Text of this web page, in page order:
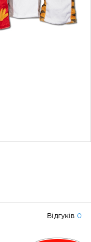
Відгуків 0